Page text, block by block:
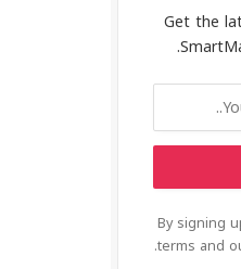
Get the
By signing
terms and